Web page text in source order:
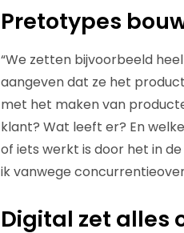
Pretotypes
“We zetten bijvoorbeeld
aangeven dat ze het
met het maken van
klant? Wat leeft er? En
of iets werkt is door het in
ik vanwege
Digital zet alles